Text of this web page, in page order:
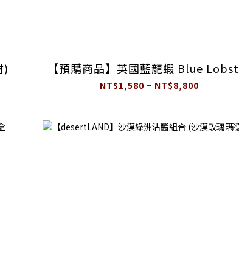
) 【預購商品】英國藍龍蝦 Blue
NT$1,580 ~ NT$8,800